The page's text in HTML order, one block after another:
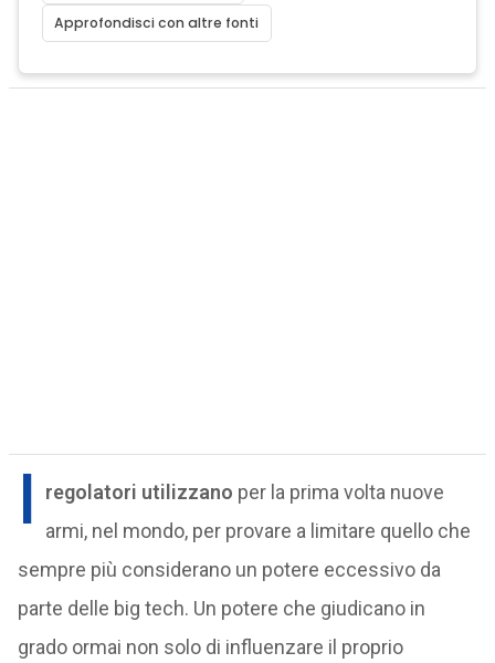
Approfondisci con altre fonti
I regolatori utilizzano per la prima volta nuove
armi, nel mondo, per provare a limitare quello che
sempre più considerano un potere eccessivo da
parte delle big tech. Un potere che giudicano in
grado ormai non solo di influenzare il proprio